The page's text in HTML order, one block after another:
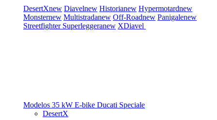
DesertXnew Diavelnew Historianew Hypermotardnew
Monsternew Multistradanew Off-Roadnew Panigalenew
Streetfighter Superleggeranew XDiavel
Modelos 35 kW E-bike Ducati Speciale
DesertX